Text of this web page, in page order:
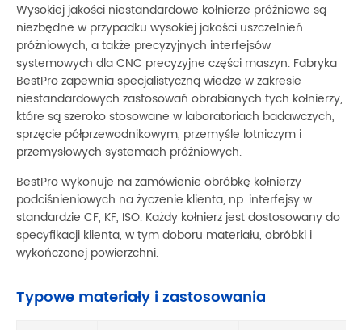
Wysokiej jakości niestandardowe kołnierze próżniowe są
niezbędne w przypadku wysokiej jakości uszczelnień
próżniowych, a także precyzyjnych interfejsów
systemowych dla CNC precyzyjne części maszyn. Fabryka
BestPro zapewnia specjalistyczną wiedzę w zakresie
niestandardowych zastosowań obrabianych tych kołnierzy,
które są szeroko stosowane w laboratoriach badawczych,
sprzęcie półprzewodnikowym, przemyśle lotniczym i
przemysłowych systemach próżniowych.
BestPro wykonuje na zamówienie obróbkę kołnierzy
podciśnieniowych na życzenie klienta, np. interfejsy w
standardzie CF, KF, ISO. Każdy kołnierz jest dostosowany do
specyfikacji klienta, w tym doboru materiału, obróbki i
wykończonej powierzchni.
Typowe materiały i zastosowania